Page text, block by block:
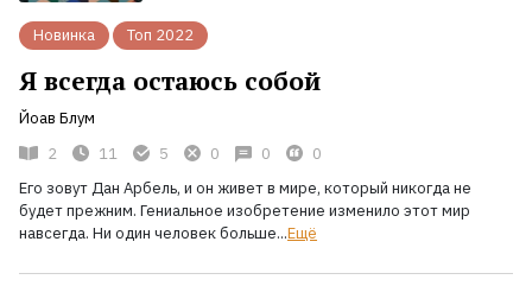
Новинка Топ 2022
Я всегда остаюсь собой
Йоав Блум
2
11 5 0 0
0
Его зовут Дан Арбель, и он живет в мире, который никогда не
будет прежним. Гениальное изобретение изменило этот мир
навсегда. Ни один человек больше...Ещё